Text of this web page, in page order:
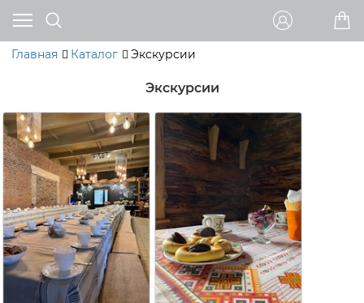
Главная Каталог Экскурсии
Экскурсии